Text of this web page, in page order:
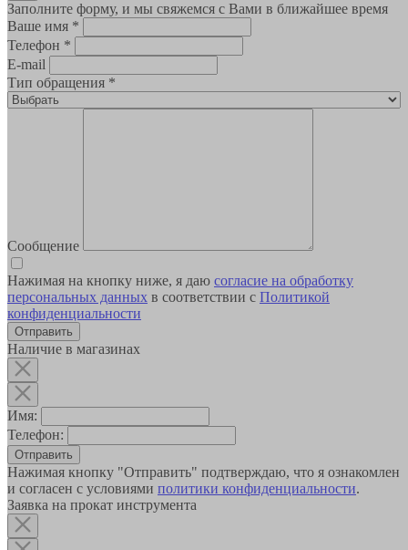
Заполните форму, и мы свяжемся с Вами в ближайшее время
Ваше имя *
Телефон *
E-mail
Тип обращения *
Сообщение
Нажимая на кнопку ниже, я даю согласие на обработку
персональных данных в соответствии с Политикой
конфиденциальности
Наличие в магазинах
Имя:
Телефон:
Отправить
Нажимая кнопку "Отправить" подтверждаю, что я ознакомлен
и согласен с условиями политики конфиденциальности.
Заявка на прокат инструмента